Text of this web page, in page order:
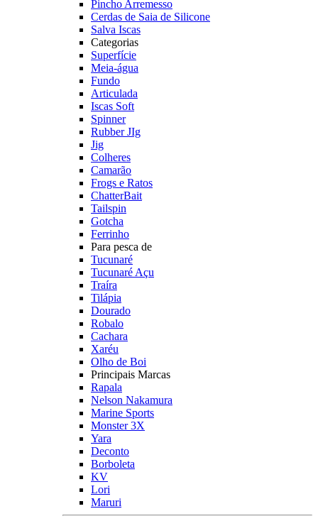
Pincho Arremesso
Cerdas de Saia de Silicone
Salva Iscas
Categorias
Superfície
Meia-água
Fundo
Articulada
Iscas Soft
Spinner
Rubber JIg
Jig
Colheres
Camarão
Frogs e Ratos
ChatterBait
Tailspin
Gotcha
Ferrinho
Para pesca de
Tucunaré
Tucunaré Açu
Traíra
Tilápia
Dourado
Robalo
Cachara
Xaréu
Olho de Boi
Principais Marcas
Rapala
Nelson Nakamura
Marine Sports
Monster 3X
Yara
Deconto
Borboleta
KV
Lori
Maruri